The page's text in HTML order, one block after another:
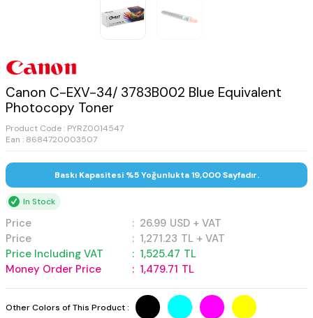
Canon C-EXV-34/ 3783B002 Blue Equivalent
Photocopy Toner
Product Code : PYRZ0014547
Ean : 8684720003507
Baskı Kapasitesi %5 Yoğunlukta 19,000 Sayfadır.
In Stock
Price : 26.99 USD + VAT
Price
: 1,271.23 TL + VAT
Price Including VAT
: 1,525.47 TL
Money Order Price
: 1,479.71 TL
Other Colors of This Product :